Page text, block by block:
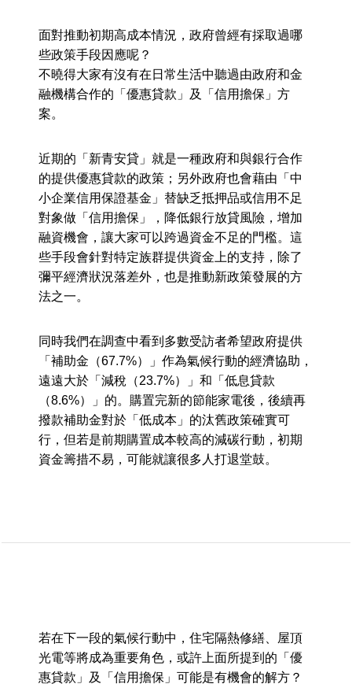
面對推動初期高成本情況，政府曾經有採取過哪
些政策手段因應呢？
不曉得大家有沒有在日常生活中聽過由政府和金
融機構合作的「優惠貸款」及「信用擔保」方
案。
近期的「新青安貸」就是一種政府和與銀行合作
的提供優惠貸款的政策；另外政府也會藉由「中
小企業信用保證基金」替缺乏抵押品或信用不足
對象做「信用擔保」，降低銀行放貸風險，增加
融資機會，讓大家可以跨過資金不足的門檻。這
些手段會針對特定族群提供資金上的支持，除了
彌平經濟狀況落差外，也是推動新政策發展的方
法之一。
同時我們在調查中看到多數受訪者希望政府提供
「補助金（67.7%）」作為氣候行動的經濟協助，
遠遠大於「減稅（23.7%）」和「低息貸款
（8.6%）」的。購置完新的節能家電後，後續再
撥款補助金對於「低成本」的汰舊政策確實可
行，但若是前期購置成本較高的減碳行動，初期
資金籌措不易，可能就讓很多人打退堂鼓。
若在下一段的氣候行動中，住宅隔熱修繕、屋頂
光電等將成為重要角色，或許上面所提到的「優
惠貸款」及「信用擔保」可能是有機會的解方？